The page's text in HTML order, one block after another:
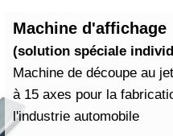
Machine d'affichage
(solution spéciale
Machine de découpe au
à 15 axes pour la
l'industrie automobile